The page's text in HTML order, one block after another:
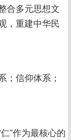
合多元思想文
，重建中华民
；信仰体系；
”作为最核心的